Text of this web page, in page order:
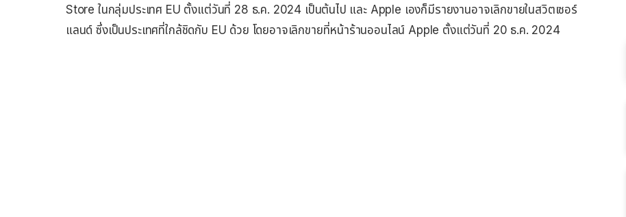
Store ในกลุ่มประเทศ EU ตั้งแต่วันที่ 28 ธ.ค. 2024 เป็นต้นไป และ Apple เองก็มีรายงานอาจเลิกขายในสวิตเซอร์
แลนด์ ซึ่งเป็นประเทศที่ใกล้ชิดกับ EU ด้วย โดยอาจเลิกขายที่หน้าร้านออนไลน์ Apple ตั้งแต่วันที่ 20 ธ.ค. 2024